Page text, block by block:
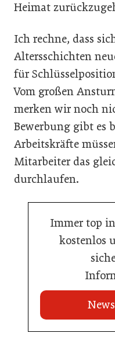
Heimat
Ich rechne, dass
Altersschichten
für
Vom großen
merken wir noch
Bewerbung gibt es
Arbeitskräfte
Mitarbeiter das
durchlaufen.
Immer top
kostenlos